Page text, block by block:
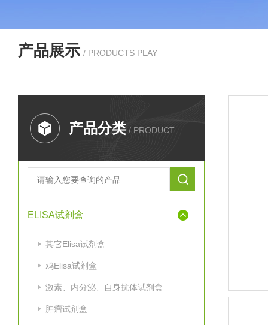
产品展示 / PRODUCTS PLAY
产品分类 / PRODUCT
ELISA试剂盒
其它Elisa试剂盒
鸡Elisa试剂盒
激素、内分泌、自身抗体试剂盒
肿瘤试剂盒